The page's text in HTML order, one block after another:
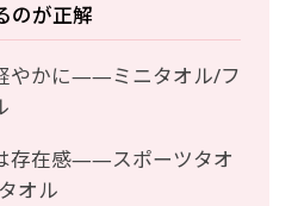
のが正解
やかに——ミニタオル/フ
存在感——スポーツタオ
オル